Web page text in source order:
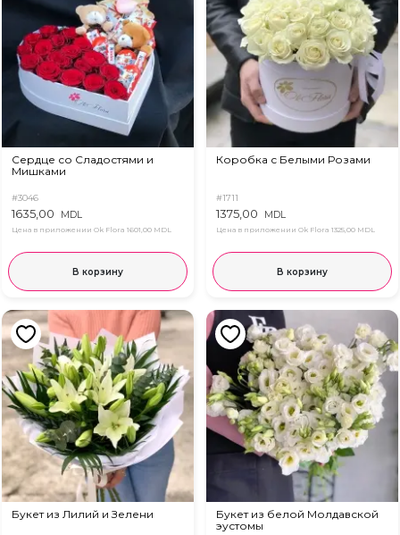
Сердце со Сладостями и
Мишками
#3046
1635,00 MDL
Цена в приложении Ok Flora 1601,00 MDL
В корзину
Коробка с Белыми Розами
#1711
1375,00 MDL
Цена в приложении Ok Flora 1325,00 MDL
В корзину
Букет из Лилий и Зелени
Букет из белой Молдавской
эустомы